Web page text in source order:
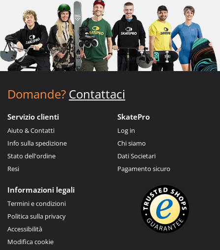
Domande? Contattaci
Servizio clienti
Aiuto & Contatti
Info sulla spedizione
Stato dell'ordine
Resi
SkatePro
Log in
Chi siamo
Dati Societari
Pagamento sicuro
Informazioni legali
Termini e condizioni
Politica sulla privacy
Accessibilità
Modifica cookie